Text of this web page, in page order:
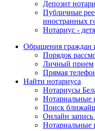
Депозит
Публичные
иностранных
Нотариус -
Обращения граждан
Порядок
Личный прием
Прямая
Найти нотариуса
Нотариусы
Нотариальные
Поиск
Онлайн
Нотариальные